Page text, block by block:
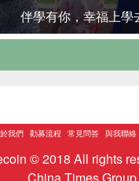
伴學有你，幸福上學
我們 勸募流程 常見問答 與我聯絡
© 2018 All rights